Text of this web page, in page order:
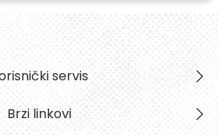
servis
Brzi linkovi